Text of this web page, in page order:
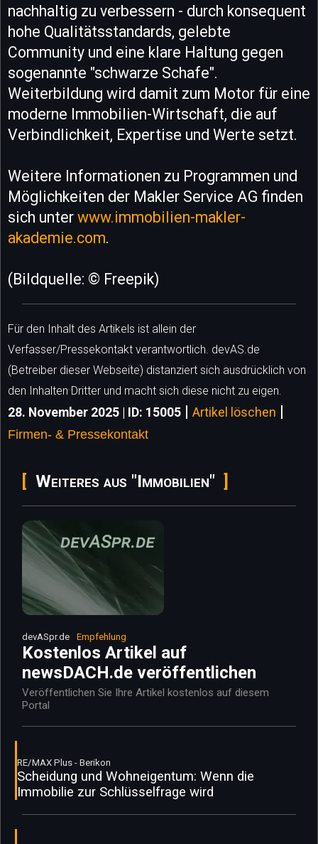
nachhaltig zu verbessern - durch konsequent
hohe Qualitätsstandards, gelebte
Community und eine klare Haltung gegen
sogenannte "schwarze Schafe".
Weiterbildung wird damit zum Motor für eine
moderne Immobilien-Wirtschaft, die auf
Verbindlichkeit, Expertise und Werte setzt.
Weitere Informationen zu Programmen und
Möglichkeiten der Makler Service AG finden
sich unter www.immobilien-makler-
akademie.com.
(Bildquelle: © Freepik)
Für den Inhalt des Artikels ist allein der
Verfasser/Pressekontakt verantwortlich. devAS.de
(Betreiber dieser Webseite) distanziert sich ausdrücklich von
den Inhalten Dritter und macht sich diese nicht zu eigen.
28. November 2025 | ID: 15005 | Artikel löschen |
Firmen- & Pressekontakt
Weiteres aus "Immobilien"
devASpr.de Empfehlung
Kostenlos Artikel auf
newsDACH.de veröffentlichen
Veröffentlichen Sie Ihre Artikel kostenlos auf diesem
Portal
RE/MAX Plus - Berikon
Scheidung und Wohneigentum: Wenn die
Immobilie zur Schlüsselfrage wird